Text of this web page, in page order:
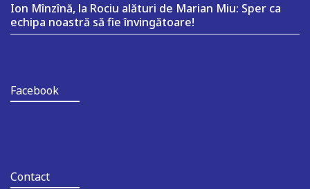
Ion Mînzînă, la Rociu alături de Marian Miu: Sper ca
echipa noastră să fie învingătoare!
Facebook
Contact